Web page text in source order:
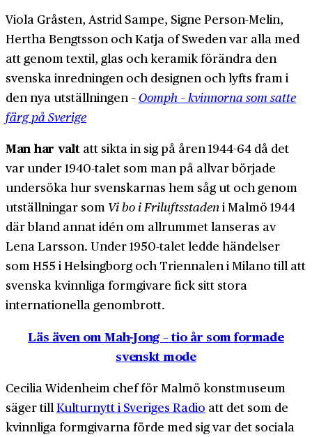
Viola Gråsten, Astrid Sampe, Signe Person-Melin,
Hertha Bengtsson och Katja of Sweden var alla med
att genom textil, glas och keramik förändra den
svenska inredningen och designen och lyfts fram i
den nya utställningen –Oomph – kvinnorna som satte
färg på Sverige
Man har valtatt sikta in sig på åren 1944-64 då det
var under 1940-talet som man på allvar började
undersöka hur svenskarnas hem såg ut och genom
utställningar som Vi bo i Friluftsstadeni Malmö 1944
där bland annat idén om allrummet lanseras av
Lena Larsson. Under 1950-talet ledde händelser
som H55 i Helsingborg och Triennalen i Milano till att
svenska kvinnliga formgivare fick sitt stora
internationella genombrott.
Läs även om Mah-Jong – tio år som formade
svenskt mode
Cecilia Widenheim chef för Malmö konstmuseum
säger tillKulturnytt i Sveriges Radio att det som de
kvinnliga formgivarna förde med sig var det sociala